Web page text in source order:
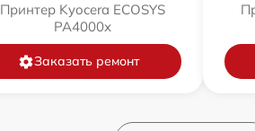
Принтер Kyocera ECOSYS
PA4000x
Заказать ремонт